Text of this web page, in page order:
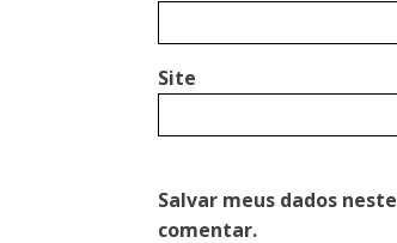
Site
Salvar meus dados
comentar.